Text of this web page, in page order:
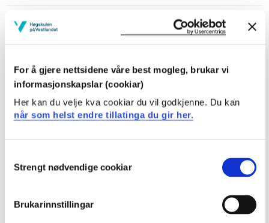
For å gjere nettsidene våre best mogleg, brukar vi
informasjonskapslar (cookiar)
Her kan du velje kva cookiar du vil godkjenne. Du kan
når som helst endre tillatinga du gir her.
Selection
Strengt nødvendige cookiar
Brukarinnstillingar
DAT107 Databaser
DAT107 Databaser
2022-2023
DAT107 Databaser